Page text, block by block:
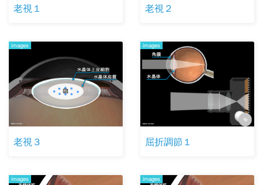
老視１ 老視２
images
老視３
images
屈折調節１
images images